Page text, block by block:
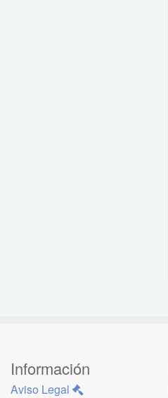
Información
Aviso Legal